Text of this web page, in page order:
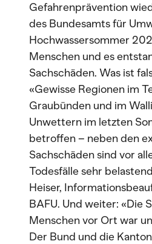
Gefahrenprävention
des Bundesamts für
Hochwassersommer
Menschen und es
Sachschäden. Was ist
«Gewisse Regionen im
Graubünden und im
Unwettern im letzten
betroffen – neben den
Sachschäden sind vor
Todesfälle sehr
Heiser,
BAFU. Und weiter: «Die
Menschen vor Ort war
Der Bund und die